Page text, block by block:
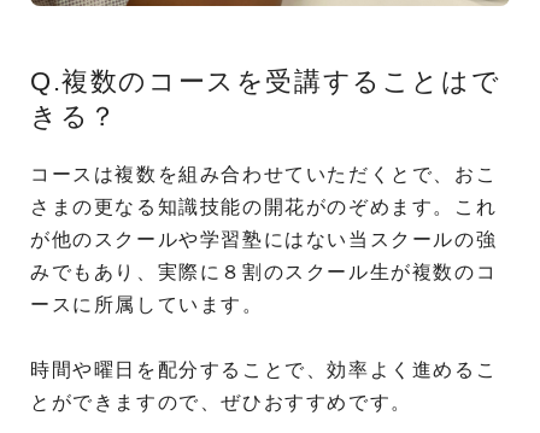
Q.複数のコースを受講することはで
きる？
コースは複数を組み合わせていただくとで、おこ
さまの更なる知識技能の開花がのぞめます。これ
が他のスクールや学習塾にはない当スクールの強
みでもあり、実際に８割のスクール生が複数のコ
ースに所属しています。
時間や曜日を配分することで、効率よく進めるこ
とができますので、ぜひおすすめです。